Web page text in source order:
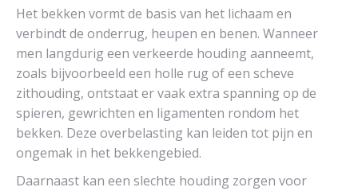
Het bekken vormt de basis van het lichaam en
verbindt de onderrug, heupen en benen. Wanneer
men langdurig een verkeerde houding aanneemt,
zoals bijvoorbeeld een holle rug of een scheve
zithouding, ontstaat er vaak extra spanning op de
spieren, gewrichten en ligamenten rondom het
bekken. Deze overbelasting kan leiden tot pijn en
ongemak in het bekkengebied.
Daarnaast kan een slechte houding zorgen voor